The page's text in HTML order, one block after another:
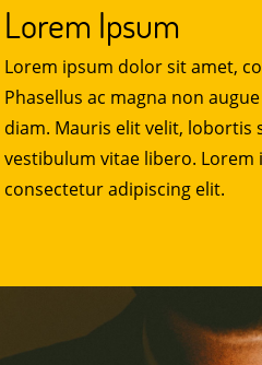
Lorem Ipsum
Lorem ipsum dolor sit amet,
Phasellus ac magna non
diam. Mauris elit velit, lobortis
vestibulum vitae libero.
consectetur adipiscing elit.